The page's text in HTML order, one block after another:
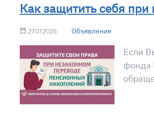
Как защитить себя
27.07.2026 Объявления
Если
фонда